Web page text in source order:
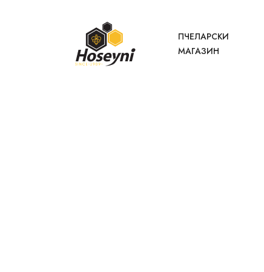
ПЧЕЛАРСКИ
МАГАЗИН